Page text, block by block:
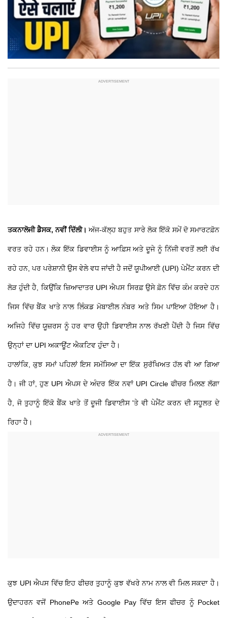
ਤਕਨਾਲੋਜੀ ਡੈਸਕ, ਨਵੀਂ ਦਿੱਲੀ। ਅੱਜ-ਕੱਲ੍ਹ ਬਹੁਤ ਸਾਰੇ ਲੋਕ ਇੱਕੋ ਸਮੇਂ ਦੋ ਸਮਾਰਟਫ਼ੋਨ
ਵਰਤ ਰਹੇ ਹਨ। ਲੋਕ ਇੱਕ ਡਿਵਾਈਸ ਨੂੰ ਆਫ਼ਿਸ ਅਤੇ ਦੂਜੇ ਨੂੰ ਨਿੱਜੀ ਵਰਤੋਂ ਲਈ ਰੱਖ
ਰਹੇ ਹਨ, ਪਰ ਪਰੇਸ਼ਾਨੀ ਉਸ ਵੇਲੇ ਵਧ ਜਾਂਦੀ ਹੈ ਜਦੋਂ ਯੂਪੀਆਈ (UPI) ਪੇਮੈਂਟ ਕਰਨ ਦੀ
ਲੋੜ ਹੁੰਦੀ ਹੈ, ਕਿਉਂਕਿ ਜ਼ਿਆਦਾਤਰ UPI ਐਪਸ ਸਿਰਫ਼ ਉਸੇ ਫ਼ੋਨ ਵਿੱਚ ਕੰਮ ਕਰਦੇ ਹਨ
ਜਿਸ ਵਿੱਚ ਬੈਂਕ ਖਾਤੇ ਨਾਲ ਲਿੰਕਡ ਮੋਬਾਈਲ ਨੰਬਰ ਅਤੇ ਸਿਮ ਪਾਇਆ ਹੋਇਆ ਹੈ।
ਅਜਿਹੇ ਵਿੱਚ ਯੂਜ਼ਰਸ ਨੂੰ ਹਰ ਵਾਰ ਉਹੀ ਡਿਵਾਈਸ ਨਾਲ ਰੱਖਣੀ ਪੈਂਦੀ ਹੈ ਜਿਸ ਵਿੱਚ
ਉਨ੍ਹਾਂ ਦਾ UPI ਅਕਾਊਂਟ ਐਕਟਿਵ ਹੁੰਦਾ ਹੈ।
ਹਾਲਾਂਕਿ, ਕੁਝ ਸਮਾਂ ਪਹਿਲਾਂ ਇਸ ਸਮੱਸਿਆ ਦਾ ਇੱਕ ਸੁਰੱਖਿਅਤ ਹੱਲ ਵੀ ਆ ਗਿਆ
ਹੈ। ਜੀ ਹਾਂ, ਹੁਣ UPI ਐਪਸ ਦੇ ਅੰਦਰ ਇੱਕ ਨਵਾਂ UPI Circle ਫੀਚਰ ਮਿਲਣ ਲੱਗਾ
ਹੈ, ਜੋ ਤੁਹਾਨੂੰ ਇੱਕੋ ਬੈਂਕ ਖਾਤੇ ਤੋਂ ਦੂਜੀ ਡਿਵਾਈਸ 'ਤੇ ਵੀ ਪੇਮੈਂਟ ਕਰਨ ਦੀ ਸਹੂਲਤ ਦੇ
ਰਿਹਾ ਹੈ।
ਕੁਝ UPI ਐਪਸ ਵਿੱਚ ਇਹ ਫੀਚਰ ਤੁਹਾਨੂੰ ਕੁਝ ਵੱਖਰੇ ਨਾਮ ਨਾਲ ਵੀ ਮਿਲ ਸਕਦਾ ਹੈ।
ਉਦਾਹਰਨ ਵਜੋਂ PhonePe ਅਤੇ Google Pay ਵਿੱਚ ਇਸ ਫੀਚਰ ਨੂੰ Pocket